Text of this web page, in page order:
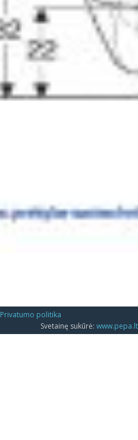
Privatumo politika
Svetainę sukūrė: www.pepa.lt